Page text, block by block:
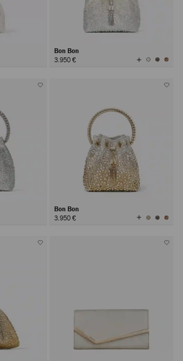
Bon Bon
3.950 €
Visualizza
tutti
Bon Bon
3.950 €
Visualizza
tutti